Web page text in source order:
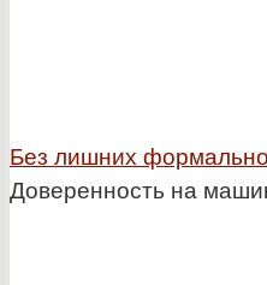
Без лишних
Доверенность на